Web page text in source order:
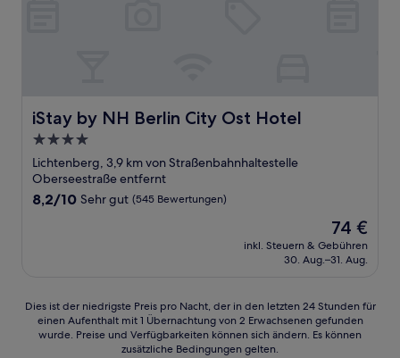
iStay by NH Berlin City Ost Hotel
iStay by NH Berlin City Ost Hotel
4.0-
Sterne-
Unterkunft
Lichtenberg, 3,9 km von Straßenbahnhaltestelle
Oberseestraße entfernt
8.2
8,2/10 Sehr gut (545 Bewertungen)
Der
Preis
beträgt
74 €
inkl. Steuern & Gebühren
30. Aug.–31. Aug.
Dies
der
Dies ist der niedrigste Preis pro Nacht, der in den letzten 24 Stunden für
einen Aufenthalt mit 1 Übernachtung von 2 Erwachsenen gefunden
wurde. Preise und Verfügbarkeiten können sich ändern. Es können
zusätzliche Bedingungen gelten.